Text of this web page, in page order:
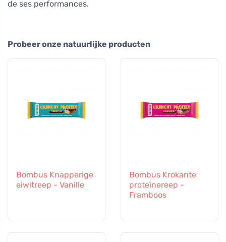
de ses performances.
Probeer onze natuurlijke producten
Bombus Knapperige
eiwitreep - Vanille
Bombus Krokante
proteïnereep -
Framboos